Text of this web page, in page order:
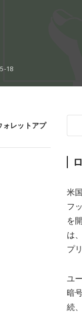
18
米
フ
を
は
プ
ユ
暗
続
ォレットアプ